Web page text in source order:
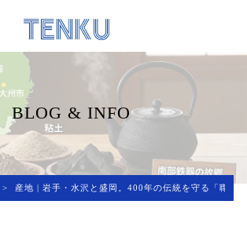
BLOG & INFO
> 産地 | 岩手・水沢と盛岡。400年の伝統を守る「職人